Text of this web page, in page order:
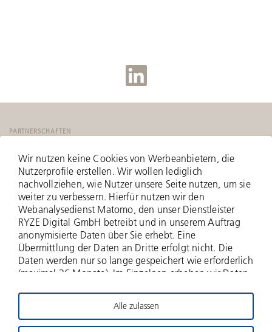
PARTNERSCHAFTEN
© 2026 Deutsche Beteiligungs AG
Wir nutzen keine Cookies von Werbeanbietern, die
Nutzerprofile erstellen. Wir wollen lediglich
nachvollziehen, wie Nutzer unsere Seite nutzen, um sie
weiter zu verbessern. Hierfür nutzen wir den
Webanalysedienst Matomo, den unser Dienstleister
RYZE Digital GmbH betreibt und in unserem Auftrag
anonymisierte Daten über Sie erhebt. Eine
Übermittlung der Daten an Dritte erfolgt nicht. Die
Daten werden nur so lange gespeichert wie erforderlich
(maximal 36 Monate). Im Einzelnen erheben wir Daten
werden erfasst), zu aufgerufenen Webseiten und Ihrer
Verweildauer hierauf, Häufigkeit der Aufrufe, zu
Suchanfragen und Downloads, und über weitere
Alle zulassen